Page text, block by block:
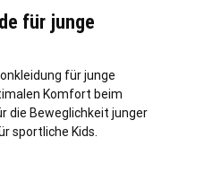
für junge
für junge
Komfort beim
die Beweglichkeit junger
sportliche Kids.